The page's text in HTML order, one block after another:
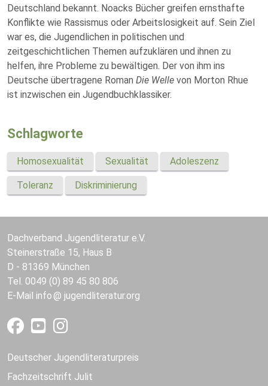
Deutschland bekannt. Noacks Bücher greifen ernsthafte
Konflikte wie Rassismus oder Arbeitslosigkeit auf. Sein Ziel
war es, die Jugendlichen in politischen und
zeitgeschichtlichen Themen aufzuklären und ihnen zu
helfen, ihre Probleme zu bewältigen. Der von ihm ins
Deutsche übertragene Roman Die Welle von Morton Rhue
ist inzwischen ein Jugendbuchklassiker.
Schlagworte
Homosexualität Sexualität Adoleszenz
Toleranz Diskriminierung
Dachverband Jugendliteratur e.V.
Steinerstraße 15, Haus B
D - 81369 München
Tel. 0049 (0) 89 45 80 806
E-Mail info jugendliteratur.org
Deutscher Jugendliteraturpreis
Fachzeitschrift Julit